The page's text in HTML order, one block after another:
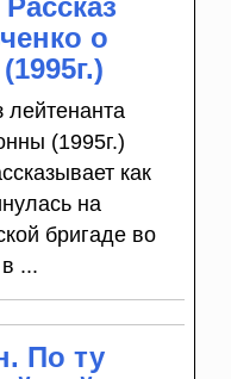
о
лейтенанта
(1995г.)
как
на
бригаде во
...
По ту